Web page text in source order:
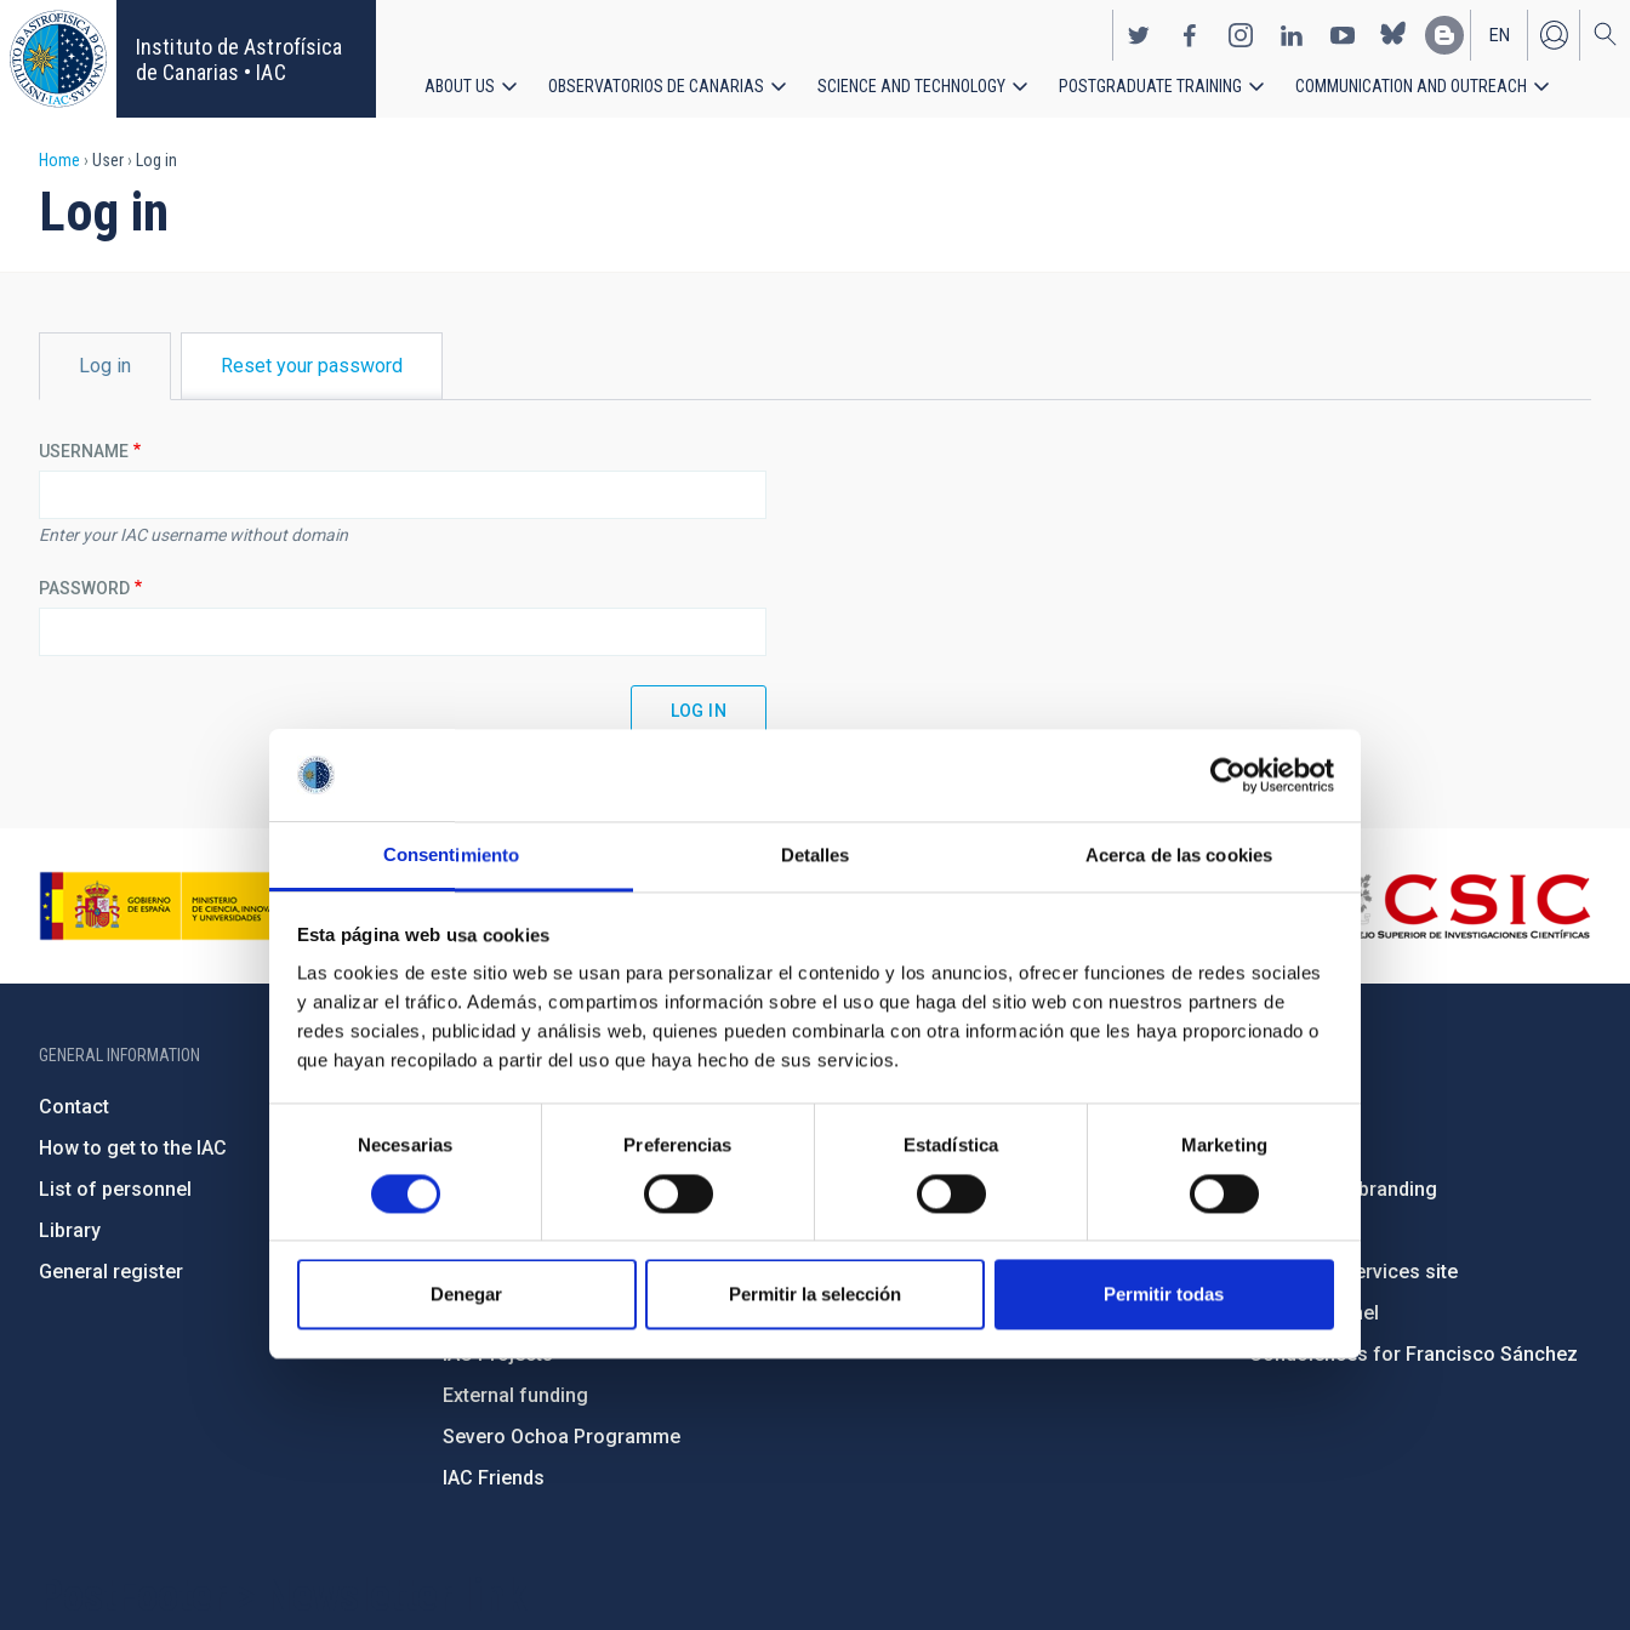
Consentimiento Detalles Acerca de las cookies
Esta página web usa cookies
Las cookies de este sitio web se usan para personalizar el contenido y los anuncios, ofrecer funciones de redes sociales
y analizar el tráfico. Además, compartimos información sobre el uso que haga del sitio web con nuestros partners de
redes sociales, publicidad y análisis web, quienes pueden combinarla con otra información que les haya proporcionado o
que hayan recopilado a partir del uso que haya hecho de sus servicios.
consentimiento
Necesarias Preferencias Estadística Marketing
Denegar Permitir la selección Permitir todas
Skip
to
main
content
Instituto de Astrofísica
de Canarias • IAC
EN
ES
ABOUT US OBSERVATORIOS DE CANARIAS SCIENCE AND TECHNOLOGY POSTGRADUATE TRAINING COMMUNICATION AND OUTREACH
Breadcrumb
Home User Log in
Log in
TABSLog in Reset your password
USERNAME
Enter your IAC username without domain
PASSWORD
GENERAL INFORMATION
Contact
How to get to the IAC
List of personnel
Library
General register
ABOUT THE IAC
Legislation
Transparency
Code of ethics and anti-fraud policy
Environment and Sustainability
Forever IAC
IAC Projects
External funding
Severo Ochoa Programme
IAC Friends
IAC PORTAL
Sitemap
Privacy policy
Legal notice
Employment
Tenders
Institutional branding
Electronic services site
Ethics channel
Condolences for Francisco Sánchez